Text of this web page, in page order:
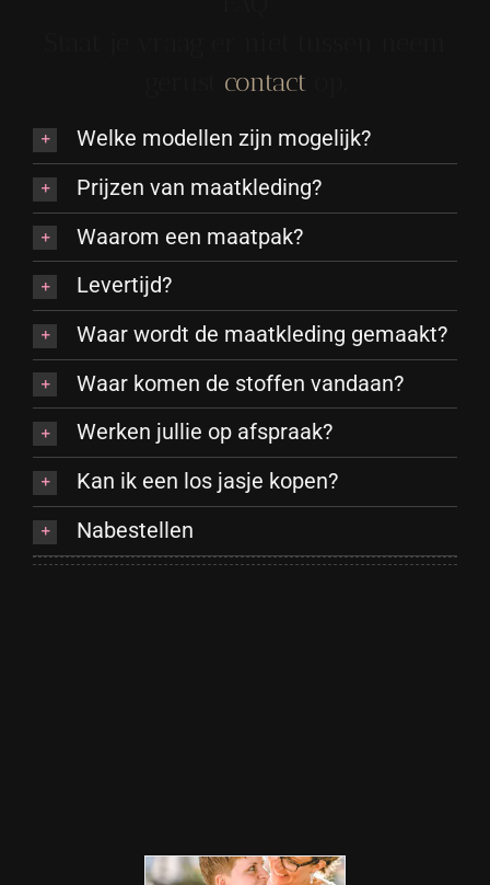
contact
Welke modellen zijn mogelijk?
Prijzen van maatkleding?
Waarom een maatpak?
Levertijd?
Waar wordt de maatkleding gemaakt?
Waar komen de stoffen vandaan?
Werken jullie op afspraak?
Kan ik een los jasje kopen?
Nabestellen